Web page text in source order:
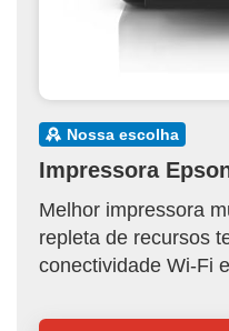
nossa escolha
Impressora
Melhor impressora
repleta de recursos
conectividade Wi-Fi